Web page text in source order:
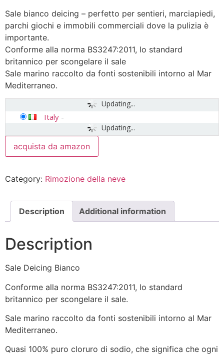
Sale bianco deicing – perfetto per sentieri, marciapiedi,
parchi giochi e immobili commerciali dove la pulizia è
importante.
Conforme alla norma BS3247:2011, lo standard
britannico per scongelare il sale
Sale marino raccolto da fonti sostenibili intorno al Mar
Mediterraneo.
Updating...
Updating...
Italy -
acquista da amazon
Category: Rimozione della neve
Description Additional information
Description
Sale Deicing Bianco
Conforme alla norma BS3247:2011, lo standard
britannico per scongelare il sale.
Sale marino raccolto da fonti sostenibili intorno al Mar
Mediterraneo.
Quasi 100% puro cloruro di sodio, che significa che ogni